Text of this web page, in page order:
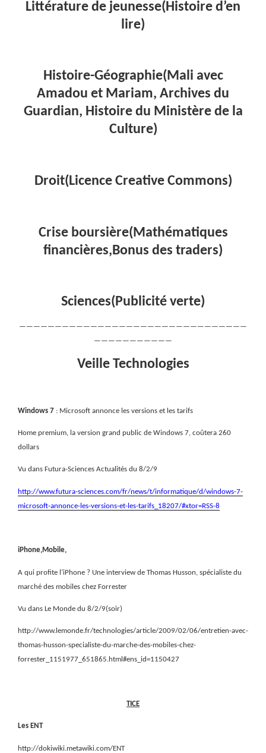
Littérature de jeunesse(Histoire d’en
lire)
Histoire-Géographie(Mali avec
Amadou et Mariam, Archives du
Guardian, Histoire du Ministère de la
Culture)
Droit(Licence Creative Commons)
Crise boursière(Mathématiques
financières,Bonus des traders)
Sciences(Publicité verte)
————————————————————————————————
———————————
Veille Technologies
Windows 7 : Microsoft annonce les versions et les tarifs
Home premium, la version grand public de Windows 7, coûtera 260
dollars
Vu dans Futura-Sciences Actualités du 8/2/9
http://www.futura-sciences.com/fr/news/t/informatique/d/windows-7-
microsoft-annonce-les-versions-et-les-tarifs_18207/#xtor=RSS-8
iPhone,Mobile,
A qui profite l’iPhone ? Une interview de Thomas Husson, spécialiste du
marché des mobiles chez Forrester
Vu dans Le Monde du 8/2/9(soir)
http://www.lemonde.fr/technologies/article/2009/02/06/entretien-avec-
thomas-husson-specialiste-du-marche-des-mobiles-chez-
forrester_1151977_651865.html#ens_id=1150427
TICE
Les ENT
http://dokiwiki.metawiki.com/ENT